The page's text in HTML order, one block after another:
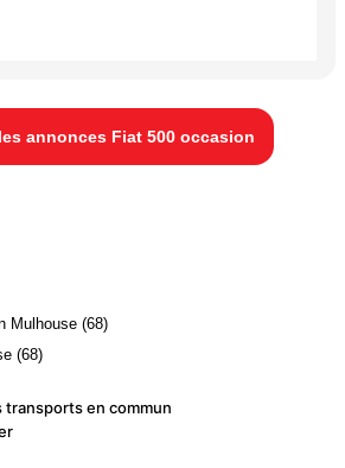
annonces Fiat 500 occasion
Mulhouse (68)
(68)
en commun